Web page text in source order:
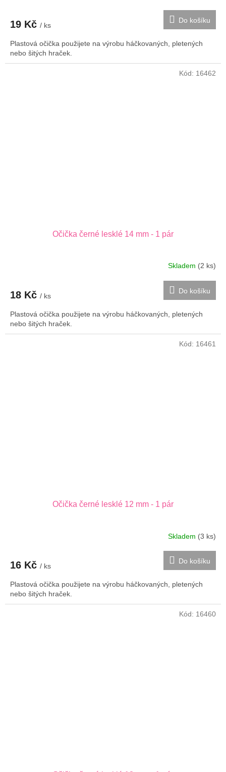
19 Kč / ks
Do košíku
Plastová očička použijete na výrobu háčkovaných, pletených
nebo šitých hraček.
Očička černé lesklé 14 mm - 1 pár
Skladem (2 ks)
18 Kč / ks
Do košíku
Plastová očička použijete na výrobu háčkovaných, pletených
nebo šitých hraček.
Kód: 16462
Očička černé lesklé 12 mm - 1 pár
Skladem (3 ks)
16 Kč / ks
Do košíku
Plastová očička použijete na výrobu háčkovaných, pletených
nebo šitých hraček.
Kód: 16461
Kód: 16460